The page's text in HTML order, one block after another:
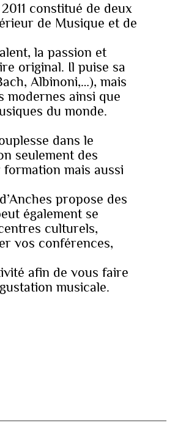
constitué de deux
de Musique et de
la passion et
original. Il puise sa
Albinoni,…), mais
modernes ainsi que
du monde.
dans le
seulement des
mais aussi
propose des
également se
culturels,
vos conférences,
afin de vous faire
musicale.